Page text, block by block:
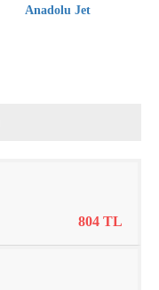
Anadolu Jet
804 TL